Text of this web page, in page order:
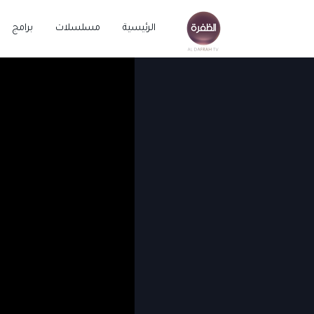
الرئيسية مسلسلات برامج